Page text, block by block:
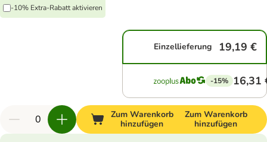
-10% Extra-Rabatt aktivieren
Einzellieferung 19,19 €
-15% 16,31
Zum Warenkorb
hinzufügen
Zum Warenkorb
hinzufügen